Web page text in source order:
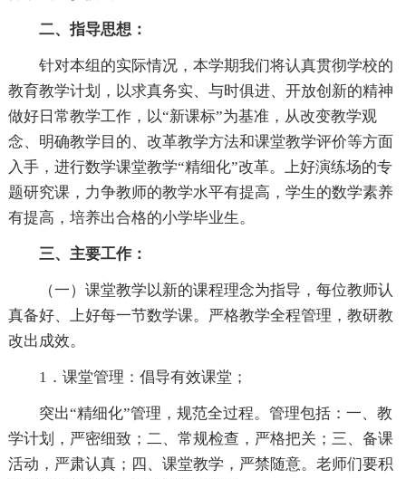
二、指导思想：
针对本组的实际情况，本学期我们将认真贯彻学校的
教育教学计划，以求真务实、与时俱进、开放创新的精神
做好日常教学工作，以“新课标”为基准，从改变教学观
念、明确教学目的、改革教学方法和课堂教学评价等方面
入手，进行数学课堂教学“精细化”改革。上好演练场的专
题研究课，力争教师的教学水平有提高，学生的数学素养
有提高，培养出合格的小学毕业生。
三、主要工作：
（一）课堂教学以新的课程理念为指导，每位教师认
真备好、上好每一节数学课。严格教学全程管理，教研教
改出成效。
1．课堂管理：倡导有效课堂；
突出“精细化”管理，规范全过程。管理包括：一、教
学计划，严密细致；二、常规检查，严格把关；三、备课
活动，严肃认真；四、课堂教学，严禁随意。老师们要积